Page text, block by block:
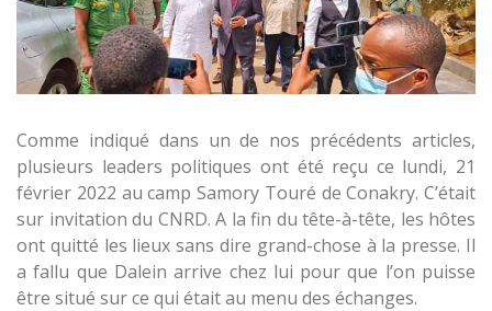
Comme indiqué dans un de nos précédents articles,
plusieurs leaders politiques ont été reçu ce lundi, 21
février 2022 au camp Samory Touré de Conakry. C’était
sur invitation du CNRD. A la fin du tête-à-tête, les hôtes
ont quitté les lieux sans dire grand-chose à la presse. Il
a fallu que Dalein arrive chez lui pour que l’on puisse
être situé sur ce qui était au menu des échanges.